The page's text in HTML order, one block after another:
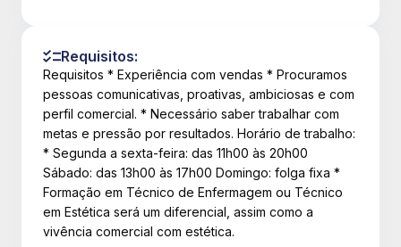
Requisitos:
Requisitos * Experiência com vendas * Procuramos
pessoas comunicativas, proativas, ambiciosas e com
perfil comercial. * Necessário saber trabalhar com
metas e pressão por resultados. Horário de trabalho:
* Segunda a sexta-feira: das 11h00 às 20h00
Sábado: das 13h00 às 17h00 Domingo: folga fixa *
Formação em Técnico de Enfermagem ou Técnico
em Estética será um diferencial, assim como a
vivência comercial com estética.